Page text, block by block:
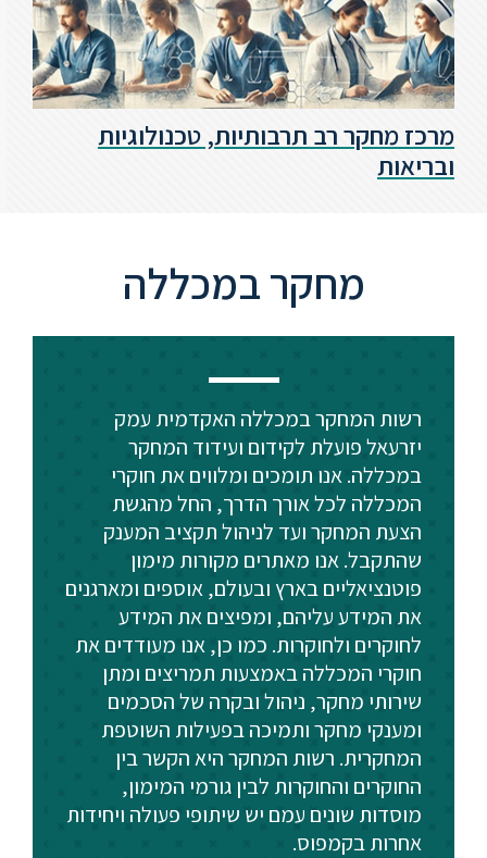
מרכז מחקר רב תרבותיות, טכנולוגיות
ובריאות
מחקר במכללה
רשות המחקר במכללה האקדמית עמק
יזרעאל פועלת לקידום ועידוד המחקר
במכללה. אנו תומכים ומלווים את חוקרי
המכללה לכל אורך הדרך, החל מהגשת
הצעת המחקר ועד לניהול תקציב המענק
שהתקבל. אנו מאתרים מקורות מימון
פוטנציאליים בארץ ובעולם, אוספים ומארגנים
את המידע עליהם, ומפיצים את המידע
לחוקרים ולחוקרות. כמו כן, אנו מעודדים את
חוקרי המכללה באמצעות תמריצים ומתן
שירותי מחקר, ניהול ובקרה של הסכמים
ומענקי מחקר ותמיכה בפעילות השוטפת
המחקרית‎.‎ רשות המחקר היא הקשר בין
החוקרים והחוקרות לבין גורמי המימון,
מוסדות שונים עמם יש שיתופי פעולה ‏ויחידות
אחרות בקמפוס.